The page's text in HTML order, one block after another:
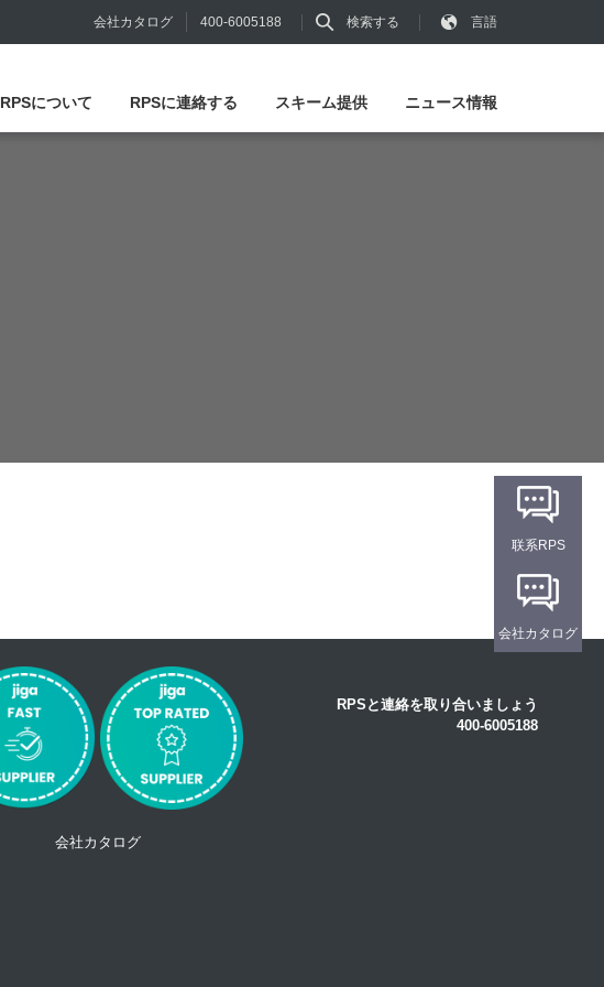
会社カタログ 400-6005188 検索する 言語
RPSについて RPSに連絡する スキーム提供 ニュース情報
会社カタログ
RPSと連絡を取り合いましょう
400-6005188
联系RPS
会社カタログ